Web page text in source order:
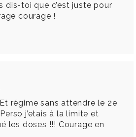
dis-toi que c’est juste pour
courage !
régime sans attendre le 2e
j’etais à la limite et
les doses !!! Courage en